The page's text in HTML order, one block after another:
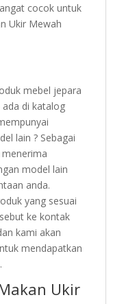
cocok untuk
Ukir Mewah
mebel jepara
ada di katalog
lain ? Sebagai
model lain
anda.
yang sesuai
ke kontak
kami akan
mendapatkan
Ukir